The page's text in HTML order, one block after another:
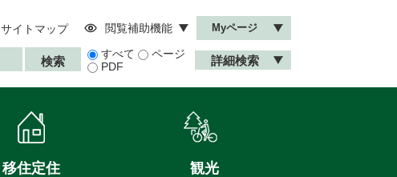
サイトマップ 閲覧補助機能 Myページ
すべて
ページ
PDF
詳細検索
移住定住 観光